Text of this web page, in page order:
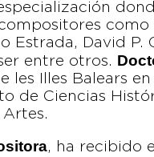
como
Estrada, David P.
entre otros.
les Illes Balears en
de Ciencias
Artes.
, ha recibido